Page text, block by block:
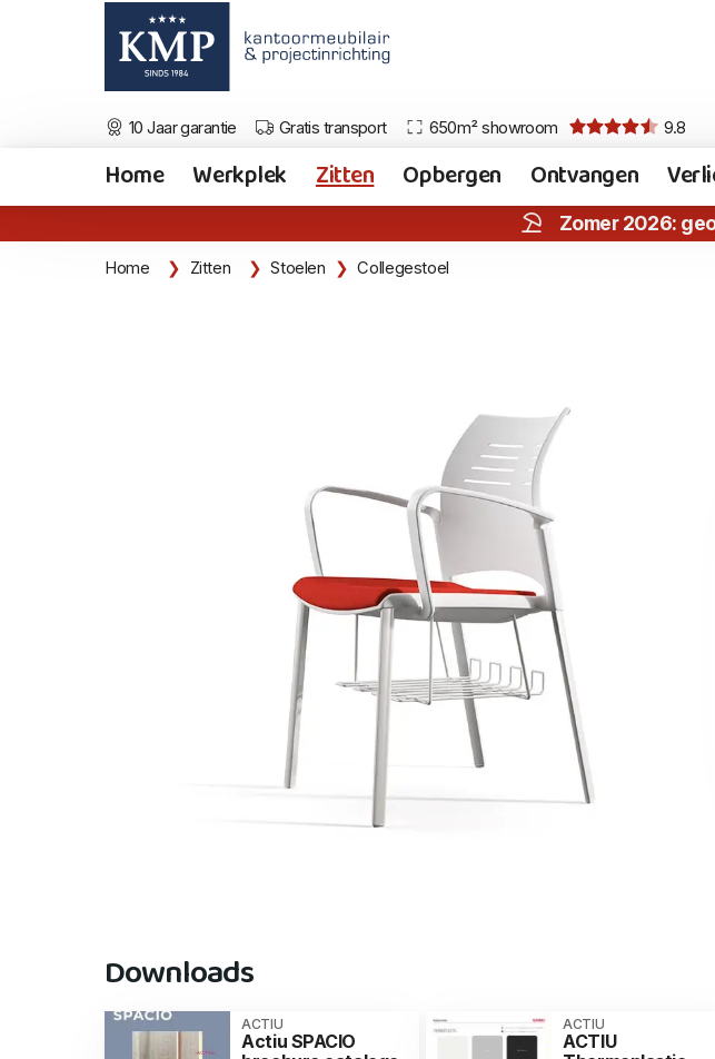
10 Jaar garantie Gratis transport 650m² showroom 9.8
Home Werkplek Zitten Opbergen Ontvangen
Zomer 2026:
Home Zitten Stoelen Collegestoel
Downloads
ACTIU
Actiu SPACIO
ACTIU
ACTIU